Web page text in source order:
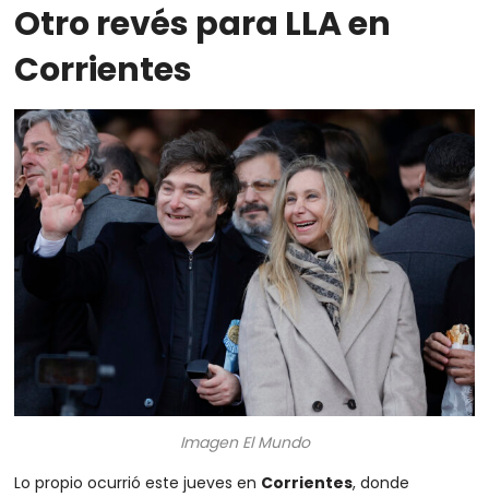
Otro revés para LLA en
Corrientes
Imagen El Mundo
Lo propio ocurrió este jueves en Corrientes, donde